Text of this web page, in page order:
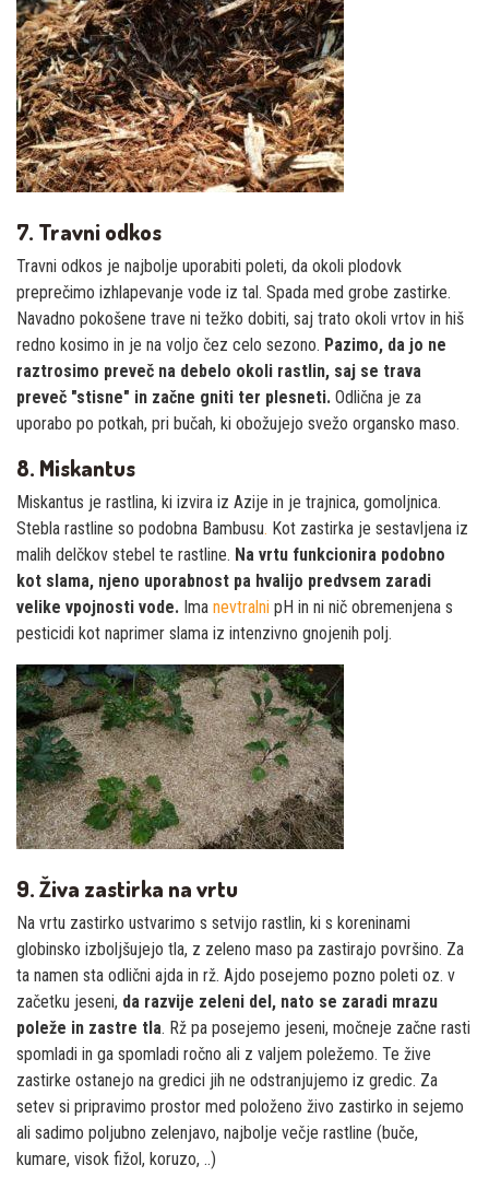
7. Travni odkos
Travni odkos je najbolje uporabiti poleti, da okoli plodovk
preprečimo izhlapevanje vode iz tal. Spada med grobe zastirke.
Navadno pokošene trave ni težko dobiti, saj trato okoli vrtov in hiš
redno kosimo in je na voljo čez celo sezono. Pazimo, da jo ne
raztrosimo preveč na debelo okoli rastlin, saj se trava
preveč "stisne" in začne gniti ter plesneti. Odlična je za
uporabo po potkah, pri bučah, ki obožujejo svežo organsko maso.
8. Miskantus
Miskantus je rastlina, ki izvira iz Azije in je trajnica, gomoljnica.
Stebla rastline so podobna Bambusu. Kot zastirka je sestavljena iz
malih delčkov stebel te rastline. Na vrtu funkcionira podobno
kot slama, njeno uporabnost pa hvalijo predvsem zaradi
velike vpojnosti vode. Ima nevtralni pH in ni nič obremenjena s
pesticidi kot naprimer slama iz intenzivno gnojenih polj.
9. Živa zastirka na vrtu
Na vrtu zastirko ustvarimo s setvijo rastlin, ki s koreninami
globinsko izboljšujejo tla, z zeleno maso pa zastirajo površino. Za
ta namen sta odlični ajda in rž. Ajdo posejemo pozno poleti oz. v
začetku jeseni, da razvije zeleni del, nato se zaradi mrazu
poleže in zastre tla. Rž pa posejemo jeseni, močneje začne rasti
spomladi in ga spomladi ročno ali z valjem poležemo. Te žive
zastirke ostanejo na gredici jih ne odstranjujemo iz gredic. Za
setev si pripravimo prostor med položeno živo zastirko in sejemo
ali sadimo poljubno zelenjavo, najbolje večje rastline (buče,
kumare, visok fižol, koruzo, ..)